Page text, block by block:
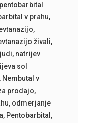
v prahu,
,
živali,
, natrijev
sol
, Nembutal v
prodajo,
, odmerjanje
, Pentobarbital ,